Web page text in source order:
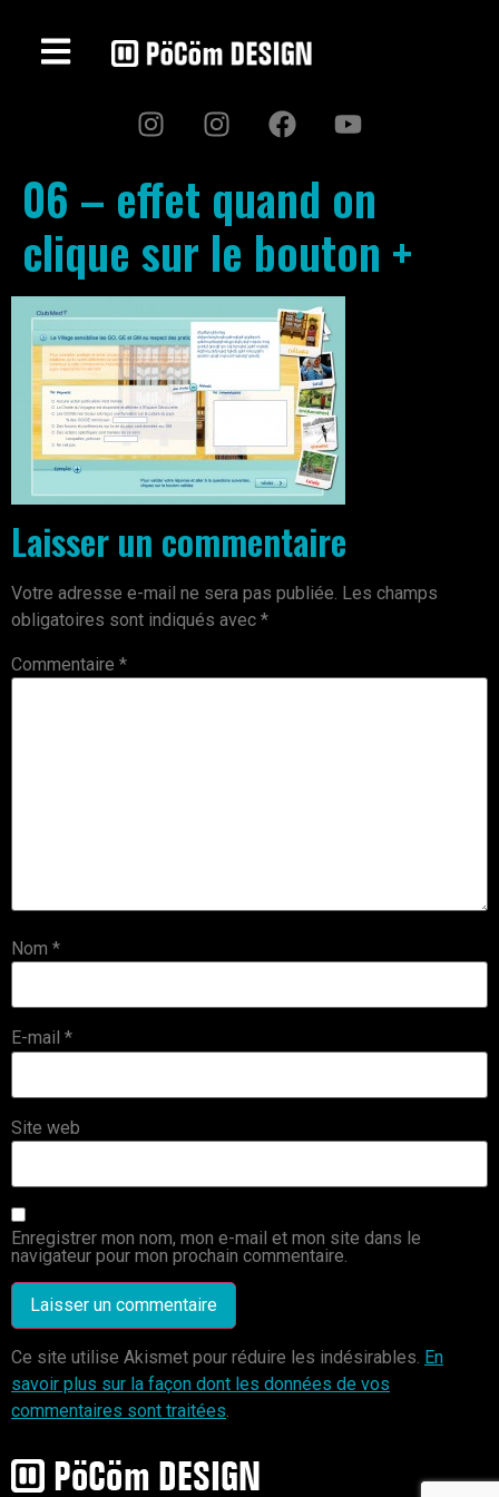
06 – effet quand on
clique sur le bouton +
Laisser un commentaire
Votre adresse e-mail ne sera pas publiée. Les champs
obligatoires sont indiqués avec *
Commentaire *
Nom *
E-mail *
Site web
Enregistrer mon nom, mon e-mail et mon site dans le
navigateur pour mon prochain commentaire.
Ce site utilise Akismet pour réduire les indésirables. En
savoir plus sur la façon dont les données de vos
commentaires sont traitées.